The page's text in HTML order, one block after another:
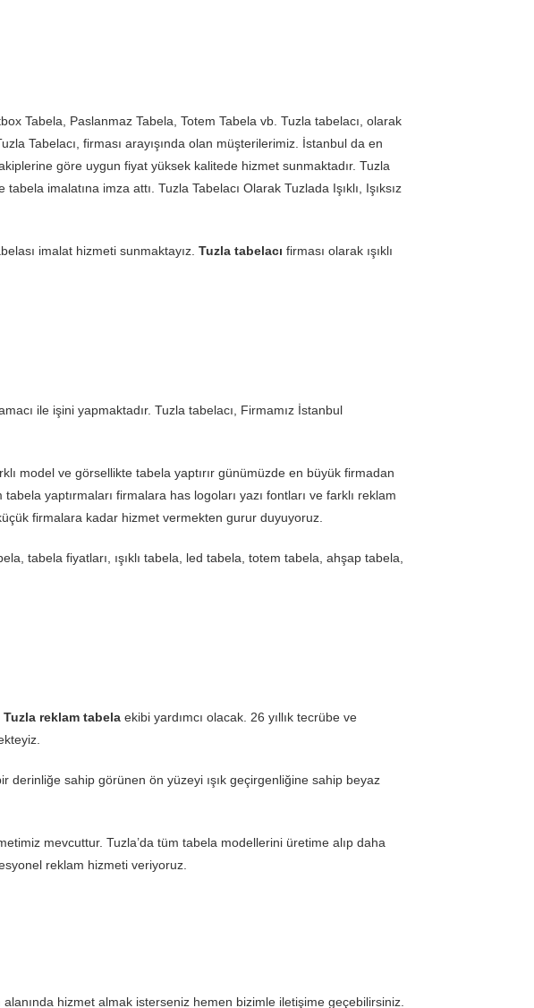
Tabela, Paslanmaz Tabela, Totem Tabela vb. Tuzla tabelacı, olarak
Tabelacı, firması arayışında olan müşterilerimiz. İstanbul da en
göre uygun fiyat yüksek kalitede hizmet sunmaktadır. Tuzla
imalatına imza attı. Tuzla Tabelacı Olarak Tuzlada Işıklı, Işıksız
imalat hizmeti sunmaktayız. Tuzla tabelacı firması olarak ışıklı
ile işini yapmaktadır. Tuzla tabelacı, Firmamız İstanbul
model ve görsellikte tabela yaptırır günümüzde en büyük firmadan
yaptırmaları firmalara has logoları yazı fontları ve farklı reklam
firmalara kadar hizmet vermekten gurur duyuyoruz.
tabela fiyatları, ışıklı tabela, led tabela, totem tabela, ahşap tabela,
Tuzla reklam tabela ekibi yardımcı olacak. 26 yıllık tecrübe ve
sahip görünen ön yüzeyi ışık geçirgenliğine sahip beyaz
mevcuttur. Tuzla’da tüm tabela modellerini üretime alıp daha
reklam hizmeti veriyoruz.
hizmet almak isterseniz hemen bizimle iletişime geçebilirsiniz.